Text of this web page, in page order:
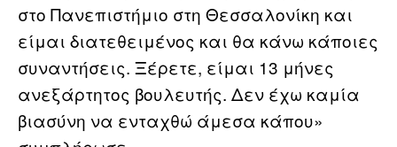
στο Πανεπιστήμιο στη Θεσσαλονίκη και
είμαι διατεθειμένος και θα κάνω κάποιες
συναντήσεις. Ξέρετε, είμαι 13 μήνες
ανεξάρτητος βουλευτής. Δεν έχω καμία
βιασύνη να ενταχθώ άμεσα κάπου»